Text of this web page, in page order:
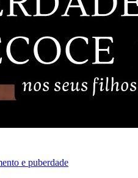
e puberdade